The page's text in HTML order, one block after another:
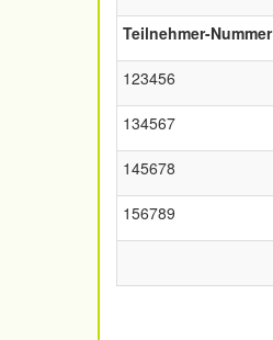
Teilnehmer-Nummer
123456
134567
145678
156789